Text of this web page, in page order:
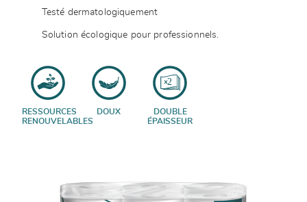
Testé dermatologiquement
Solution écologique pour professionnels.
RESSOURCES
RENOUVELABLES
DOUX
DOUBLE
ÉPAISSEUR